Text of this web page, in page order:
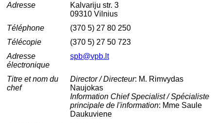
Adresse
Kalvariju str. 3
09310 Vilnius
Téléphone
(370 5) 27 80 250
Télécopie
(370 5) 27 50 723
Adresse
électronique
spb@vpb.lt
Titre et nom du
chef
Director / Directeur: M. Rimvydas
Naujokas
Information Chief Specialist / Spécialiste
principale de l'information: Mme Saule
Daukuviene